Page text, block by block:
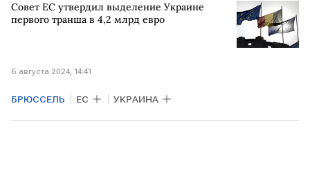
РОССИЯ
Совет ЕС утвердил выделение Украине
первого транша в 4,2 млрд евро
6 августа 2024, 14:41
БРЮССЕЛЬ ЕС УКРАИНА